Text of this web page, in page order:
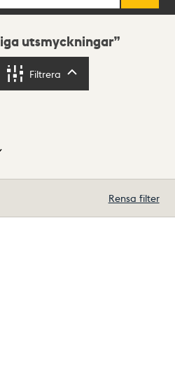
utsmyckningar
Filtrera
Rensa filter